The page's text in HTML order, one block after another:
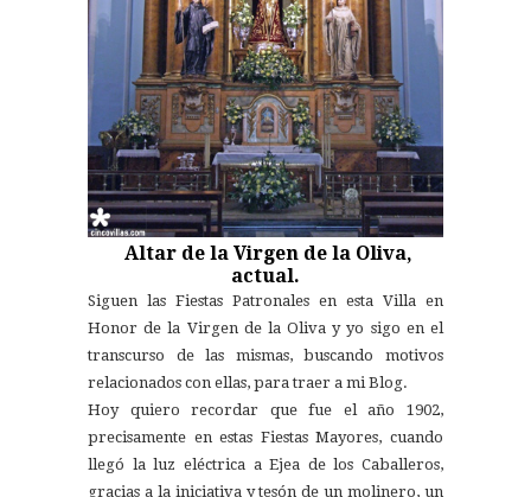
Altar de la Virgen de la Oliva,
actual.
Siguen las Fiestas Patronales en esta Villa en
Honor de la Virgen de la Oliva y yo sigo en el
transcurso de las mismas, buscando motivos
relacionados con ellas, para traer a mi Blog.
Hoy quiero recordar que fue el año 1902,
precisamente en estas Fiestas Mayores, cuando
llegó la luz eléctrica a Ejea de los Caballeros,
gracias a la iniciativa y tesón de un molinero, un